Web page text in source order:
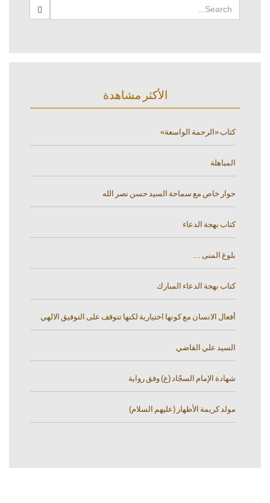
الأكثر مشاهدة
كتاب «الرحمة الواسعة»
المباهلة
حوار خاص مع سماحة السيد حسن نصر الله
كتاب بهجة الدعاء
بلوغ المنى ...
كتاب بهجة الدعاء المبارك
أفعال الانسان مع كونها اختيارية لكنها تتوقف على التوفيق الالهي
السيد علي القاضي
شهادة الإمام السجّاد (ع) وفق رواية
مولد كريمة الأطهار (عليهم السلام)